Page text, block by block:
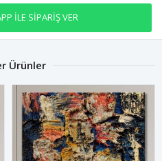
İLE SİPARİŞ VER
Ürünler